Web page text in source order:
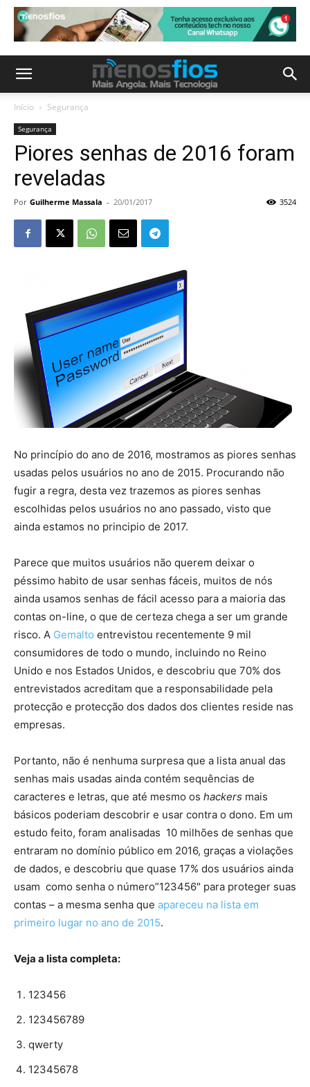
Início Segurança
Segurança
Piores senhas de 2016 foram
reveladas
Por Guilherme Massala - 20/01/2017 3524
No princípio do ano de 2016, mostramos as piores senhas
usadas pelos usuários no ano de 2015. Procurando não
fugir a regra, desta vez trazemos as piores senhas
escolhidas pelos usuários no ano passado, visto que
ainda estamos no principio de 2017.
Parece que muitos usuários não querem deixar o
péssimo habito de usar senhas fáceis, muitos de nós
ainda usamos senhas de fácil acesso para a maioria das
contas on-line, o que de certeza chega a ser um grande
risco. A Gemalto entrevistou recentemente 9 mil
consumidores de todo o mundo, incluindo no Reino
Unido e nos Estados Unidos, e descobriu que 70% dos
entrevistados acreditam que a responsabilidade pela
protecção e protecção dos dados dos clientes reside nas
empresas.
Portanto, não é nenhuma surpresa que a lista anual das
senhas mais usadas ainda contém sequências de
caracteres e letras, que até mesmo os hackers mais
básicos poderiam descobrir e usar contra o dono. Em um
estudo feito, foram analisadas 10 milhões de senhas que
entraram no domínio público em 2016, graças a violações
de dados, e descobriu que quase 17% dos usuários ainda
usam como senha o número”123456″ para proteger suas
contas – a mesma senha que apareceu na lista em
primeiro lugar no ano de 2015.
Veja a lista completa:
123456
123456789
qwerty
12345678